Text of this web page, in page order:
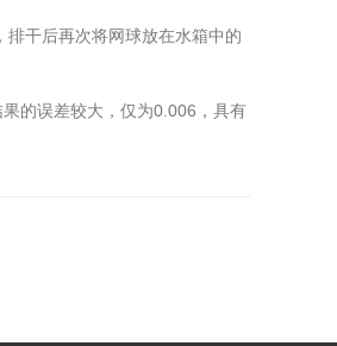
干后再次将网球放在水箱中的
的误差较大，仅为0.006，具有